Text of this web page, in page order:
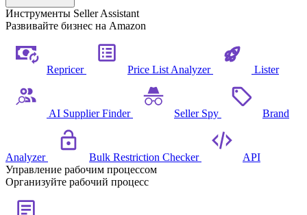
Инструменты Seller Assistant
Развивайте бизнес на Amazon
Repricer Price List Analyzer Lister
AI Supplier Finder Seller Spy Brand
Analyzer Bulk Restriction Checker
API
Управление рабочим процессом
Организуйте рабочий процесс